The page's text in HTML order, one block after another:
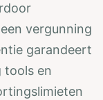
vergunning
garandeert
tools en